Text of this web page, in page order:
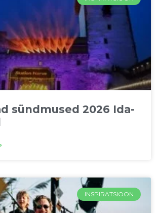
sündmused 2026 Ida-
INSPIRATSIOON